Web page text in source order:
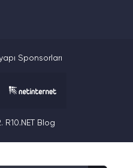
Sponsorları
Blog